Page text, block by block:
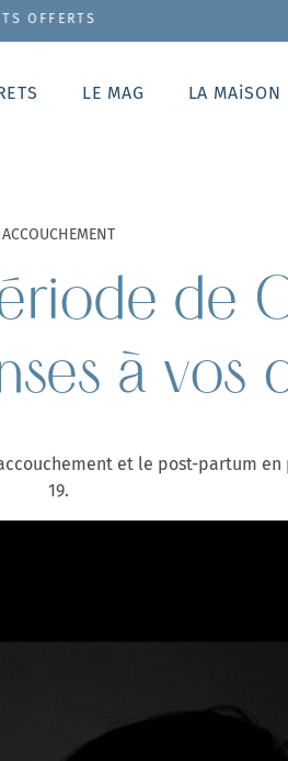
LE MAG LA MAiSON
ACCOUCHEMENT
de
à vos
et le post-partum
19.